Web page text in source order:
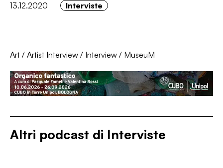
13.12.2020 Interviste
Art / Artist Interview / Interview / MuseuM
Altri podcast di Interviste